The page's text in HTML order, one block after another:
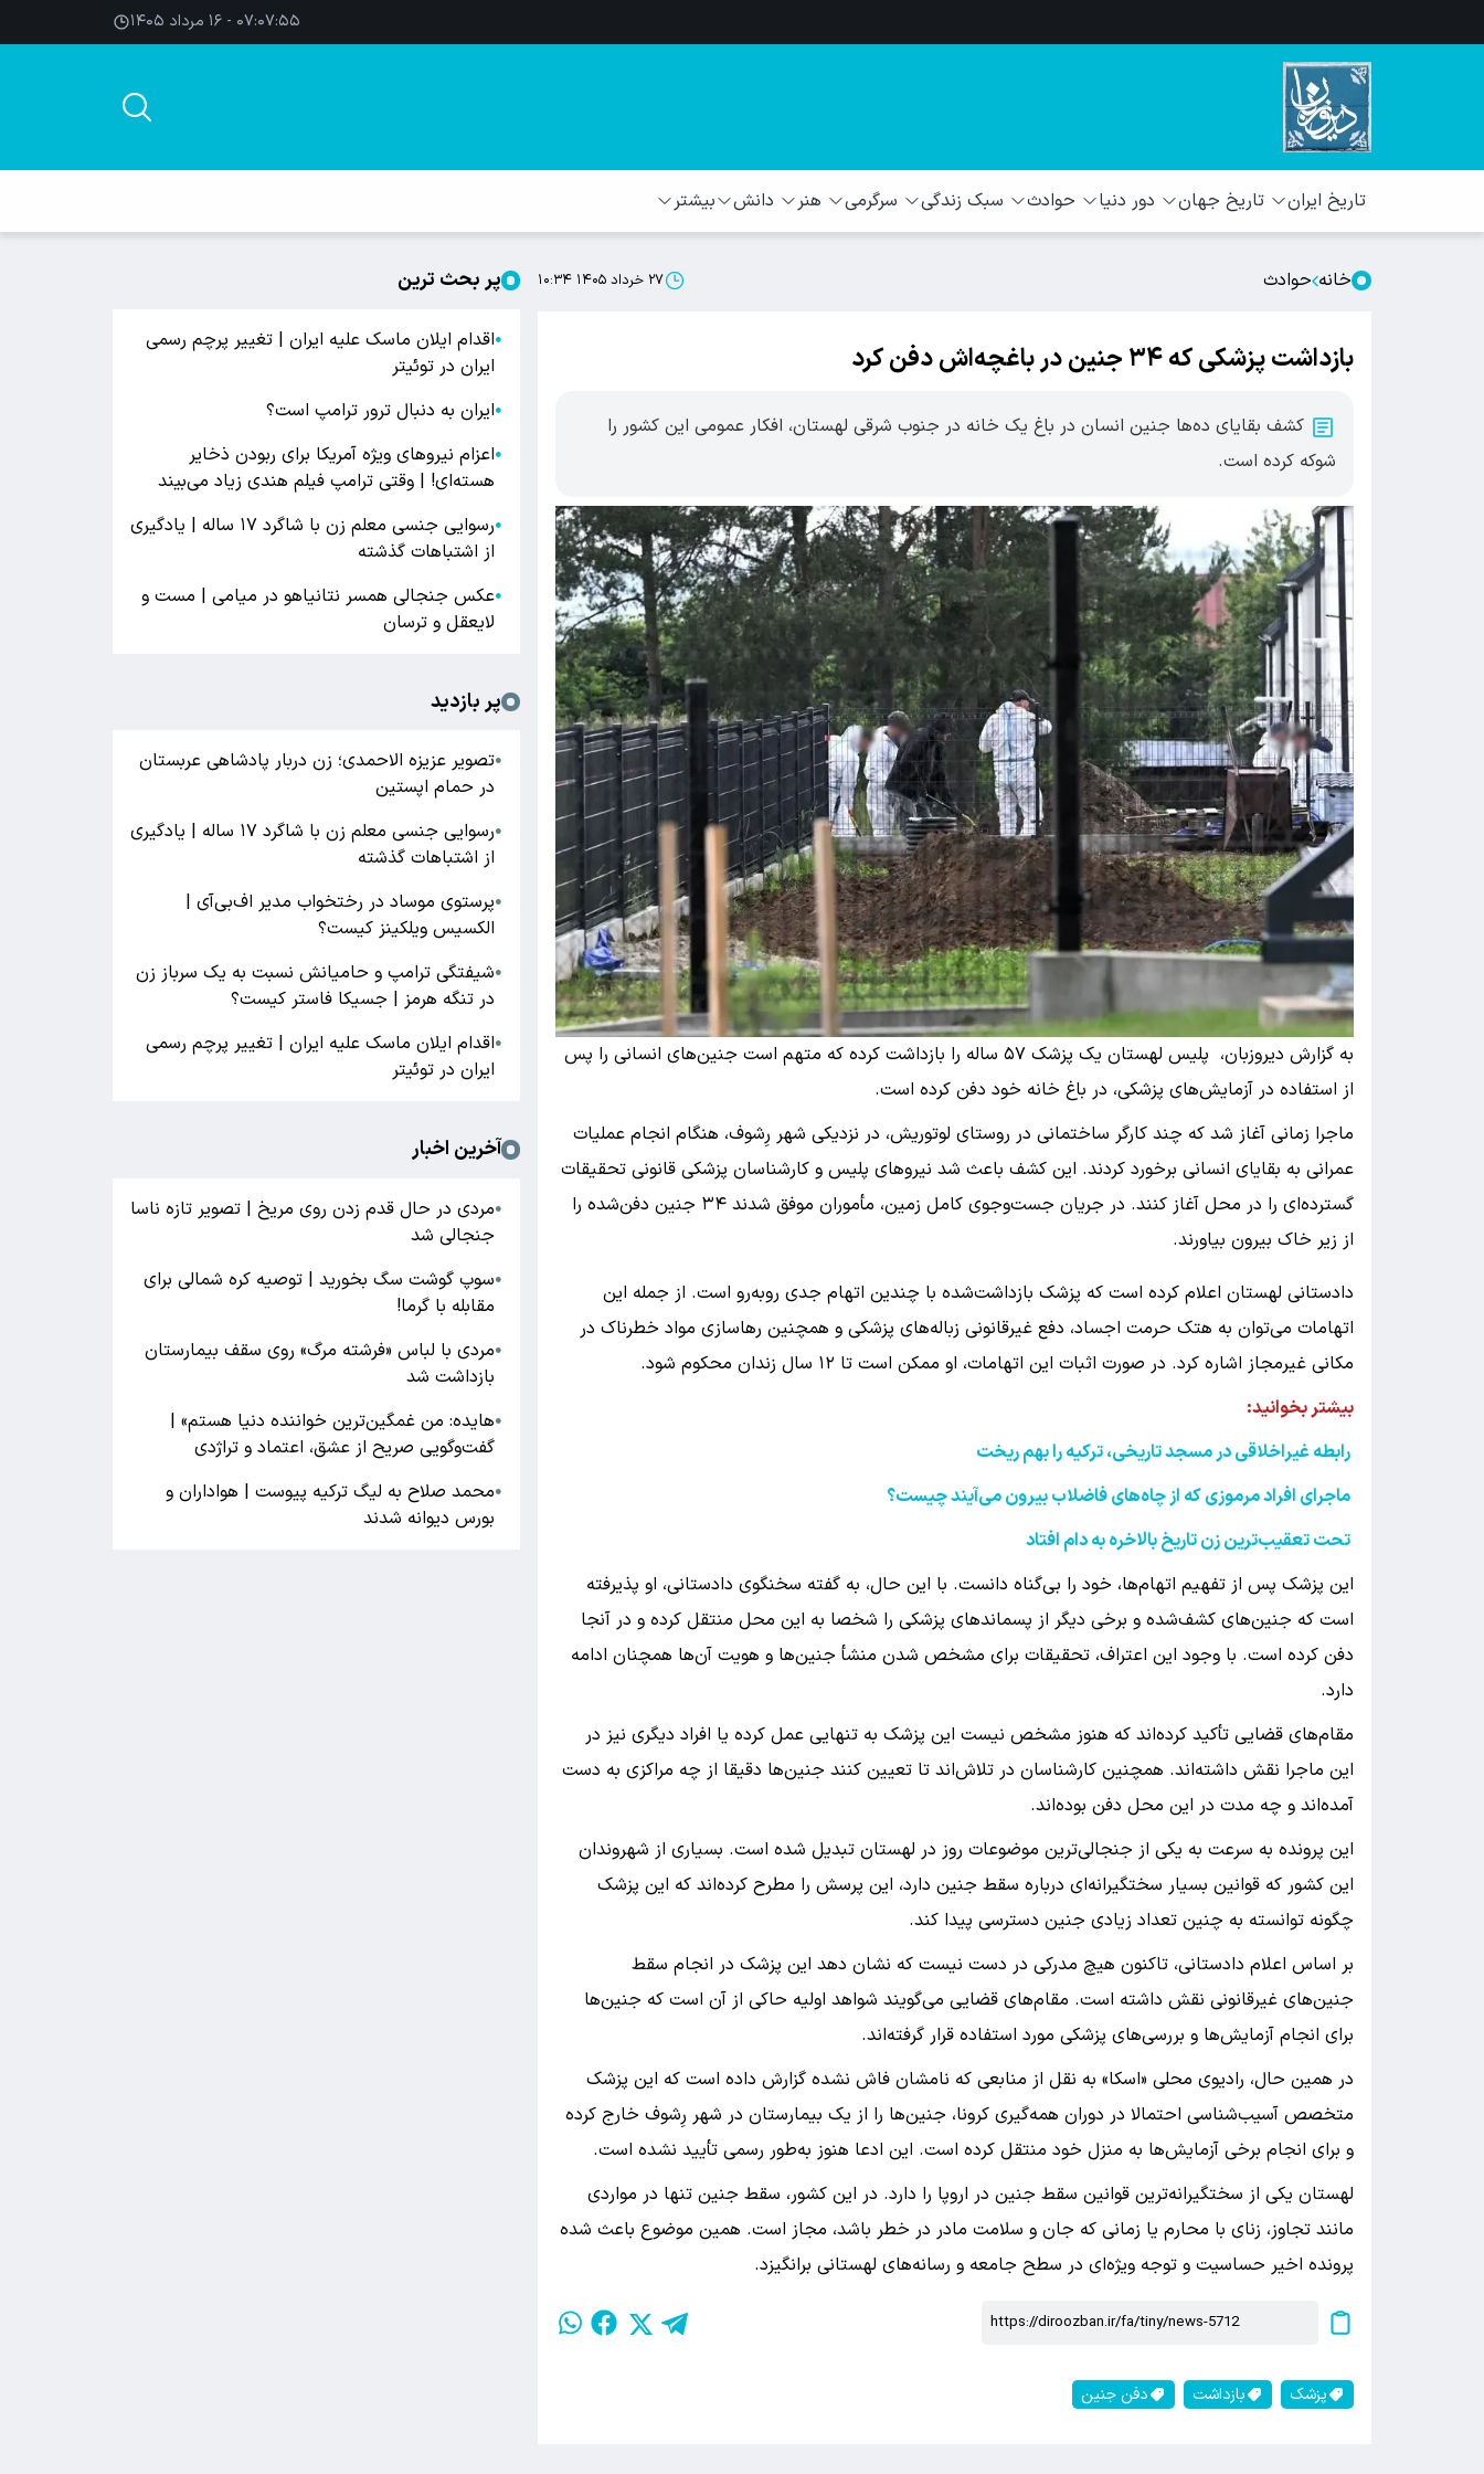
۰۷:۰۷:۵۶ - ۱۶ مرداد ۱۴۰۵
تاریخ ایران تاریخ جهان دور دنیا حوادث سبک زندگی سرگرمی هنر دانش بیشتر
خانه حوادث ۲۷ خرداد ۱۴۰۵ ۱۰:۳۴
بازداشت پزشکی که ۳۴ جنین در باغچه‌اش دفن کرد
کشف بقایای ده‌ها جنین انسان در باغ یک خانه در جنوب شرقی لهستان، افکار عمومی این کشور را
شوکه کرده است.
به گزارش دیروزبان، پلیس لهستان یک پزشک ۵۷ ساله را بازداشت کرده که متهم است جنین‌های انسانی را پس
از استفاده در آزمایش‌های پزشکی، در باغ خانه خود دفن کرده است.
ماجرا زمانی آغاز شد که چند کارگر ساختمانی در روستای لوتوریش، در نزدیکی شهر رِشوف، هنگام انجام عملیات
عمرانی به بقایای انسانی برخورد کردند. این کشف باعث شد نیروهای پلیس و کارشناسان پزشکی قانونی تحقیقات
گسترده‌ای را در محل آغاز کنند. در جریان جست‌وجوی کامل زمین، مأموران موفق شدند ۳۴ جنین دفن‌شده را
از زیر خاک بیرون بیاورند.
دادستانی لهستان اعلام کرده است که پزشک بازداشت‌شده با چندین اتهام جدی روبه‌رو است. از جمله این
اتهامات می‌توان به هتک حرمت اجساد، دفع غیرقانونی زباله‌های پزشکی و همچنین رهاسازی مواد خطرناک در
مکانی غیرمجاز اشاره کرد. در صورت اثبات این اتهامات، او ممکن است تا ۱۲ سال زندان محکوم شود.
بیشتر بخوانید:
رابطه غیراخلاقی در مسجد تاریخی، ترکیه را بهم ریخت
ماجرای افراد مرموزی که از چاه‌های فاضلاب بیرون می‌آیند چیست؟
تحت تعقیب‌ترین زن تاریخ بالاخره به دام افتاد
این پزشک پس از تفهیم اتهام‌ها، خود را بی‌گناه دانست. با این حال، به گفته سخنگوی دادستانی، او پذیرفته
است که جنین‌های کشف‌شده و برخی دیگر از پسماندهای پزشکی را شخصا به این محل منتقل کرده و در آنجا
دفن کرده است. با وجود این اعتراف، تحقیقات برای مشخص شدن منشأ جنین‌ها و هویت آن‌ها همچنان ادامه
دارد.
مقام‌های قضایی تأکید کرده‌اند که هنوز مشخص نیست این پزشک به تنهایی عمل کرده یا افراد دیگری نیز در
این ماجرا نقش داشته‌اند. همچنین کارشناسان در تلاش‌اند تا تعیین کنند جنین‌ها دقیقا از چه مراکزی به دست
آمده‌اند و چه مدت در این محل دفن بوده‌اند.
این پرونده به سرعت به یکی از جنجالی‌ترین موضوعات روز در لهستان تبدیل شده است. بسیاری از شهروندان
این کشور که قوانین بسیار سختگیرانه‌ای درباره سقط جنین دارد، این پرسش را مطرح کرده‌اند که این پزشک
چگونه توانسته به چنین تعداد زیادی جنین دسترسی پیدا کند.
بر اساس اعلام دادستانی، تاکنون هیچ مدرکی در دست نیست که نشان دهد این پزشک در انجام سقط
جنین‌های غیرقانونی نقش داشته است. مقام‌های قضایی می‌گویند شواهد اولیه حاکی از آن است که جنین‌ها
برای انجام آزمایش‌ها و بررسی‌های پزشکی مورد استفاده قرار گرفته‌اند.
در همین حال، رادیوی محلی «اسکا» به نقل از منابعی که نامشان فاش نشده گزارش داده است که این پزشک
متخصص آسیب‌شناسی احتمالا در دوران همه‌گیری کرونا، جنین‌ها را از یک بیمارستان در شهر رِشوف خارج کرده
و برای انجام برخی آزمایش‌ها به منزل خود منتقل کرده است. این ادعا هنوز به‌طور رسمی تأیید نشده است.
لهستان یکی از سختگیرانه‌ترین قوانین سقط جنین در اروپا را دارد. در این کشور، سقط جنین تنها در مواردی
مانند تجاوز، زنای با محارم یا زمانی که جان و سلامت مادر در خطر باشد، مجاز است. همین موضوع باعث شده
پرونده اخیر حساسیت و توجه ویژه‌ای در سطح جامعه و رسانه‌های لهستانی برانگیزد.
پزشک بازداشت دفن جنین
پر بحث ترین
●اقدام ایلان ماسک علیه ایران | تغییر پرچم رسمی
ایران در توئیتر
●ایران به دنبال ترور ترامپ است؟
●اعزام نیروهای ویژه آمریکا برای ربودن ذخایر
هسته‌ای! | وقتی ترامپ فیلم هندی زیاد می‌بیند
●
رسوایی جنسی معلم زن با شاگرد ۱۷ ساله | یادگیری
از اشتباهات گذشته
●عکس جنجالی همسر نتانیاهو در میامی | مست و
لایعقل و ترسان
پر بازدید
●تصویر عزیزه الاحمدی؛ زن دربار پادشاهی عربستان
در حمام اپستین
●
رسوایی جنسی معلم زن با شاگرد ۱۷ ساله | یادگیری
از اشتباهات گذشته
●پرستوی موساد در رختخواب مدیر اف‌بی‌آی |
الکسیس ویلکینز کیست؟
●شیفتگی ترامپ و حامیانش نسبت به یک سرباز زن
در تنگه هرمز | جسیکا فاستر کیست؟
●اقدام ایلان ماسک علیه ایران | تغییر پرچم رسمی
ایران در توئیتر
آخرین اخبار
●مردی در حال قدم زدن روی مریخ | تصویر تازه ناسا
جنجالی شد
●سوپ گوشت سگ بخورید | توصیه کره شمالی برای
مقابله با گرما!
●مردی با لباس «فرشته مرگ» روی سقف بیمارستان
بازداشت شد
●هایده: من غمگین‌ترین خواننده دنیا هستم» |
گفت‌وگویی صریح از عشق، اعتماد و تراژدی
●محمد صلاح به لیگ ترکیه پیوست | هواداران و
بورس دیوانه شدند